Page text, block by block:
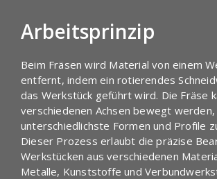
Arbeitsprinzip
Beim Fräsen wird Material von einem
entfernt, indem ein rotierendes
das Werkstück geführt wird. Die Fräse
verschiedenen Achsen bewegt werden,
unterschiedlichste Formen und Profile
Dieser Prozess erlaubt die präzise
Werkstücken aus verschiedenen
Metalle, Kunststoffe und